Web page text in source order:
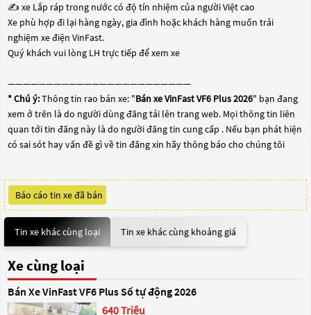
✍ xe Lắp ráp trong nước có độ tín nhiệm của người Việt cao
Xe phù hợp đi lại hàng ngày, gia đình hoặc khách hàng muốn trải
nghiệm xe điện VinFast.
Quý khách vui lòng LH trực tiếp để xem xe
————————————————————————
* Chú ý:Thông tin rao bán xe: "Bán xe VinFast VF6 Plus 2026" bạn đang
xem ở trên là do người dùng đăng tải lên trang web. Mọi thông tin liên
quan tới tin đăng này là do người đăng tin cung cấp . Nếu bạn phát hiện
có sai sót hay vấn đề gì về tin đăng xin hãy thông báo cho chúng tôi
Báo cáo tin xe đã bán
Tin xe khác cùng loại Tin xe khác cùng khoảng giá
Xe cùng loại
Bán Xe VinFast VF6 Plus Số tự động 2026
640 Triệu